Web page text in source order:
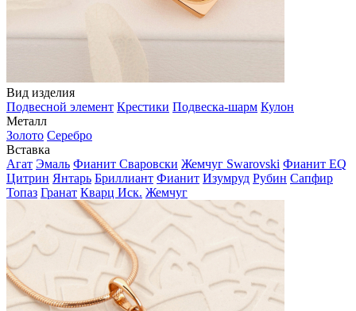
Вид изделия
Подвесной элемент Крестики Подвеска-шарм Кулон
Металл
Золото Серебро
Вставка
Агат Эмаль Фианит Сваровски Жемчуг Swarovski Фианит EQ
Цитрин Янтарь Бриллиант Фианит Изумруд Рубин Сапфир
Топаз Гранат Кварц Иск. Жемчуг